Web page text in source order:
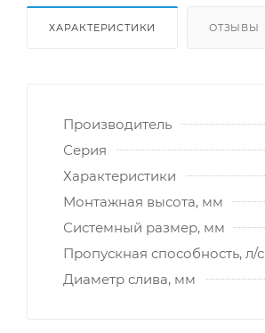
ХАРАКТЕРИСТИКИ ОТЗЫВЫ
Производитель
Серия
Характеристики
Монтажная высота, мм
Системный размер, мм
Пропускная способность, л/с
Диаметр слива, мм